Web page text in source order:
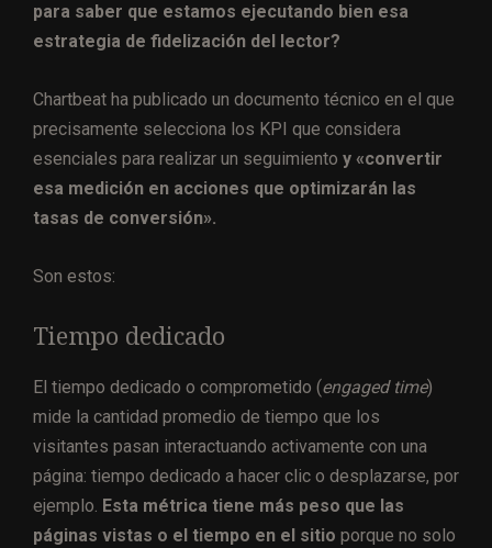
para saber que estamos ejecutando bien esa
estrategia de fidelización del lector?
Chartbeat ha publicado un documento técnico en el que
precisamente selecciona los KPI que considera
esenciales para realizar un seguimiento y «convertir
esa medición en acciones que optimizarán las
tasas de conversión».
Son estos:
Tiempo dedicado
El tiempo dedicado o comprometido (engaged time)
mide la cantidad promedio de tiempo que los
visitantes pasan interactuando activamente con una
página: tiempo dedicado a hacer clic o desplazarse, por
ejemplo. Esta métrica tiene más peso que las
páginas vistas o el tiempo en el sitio porque no solo